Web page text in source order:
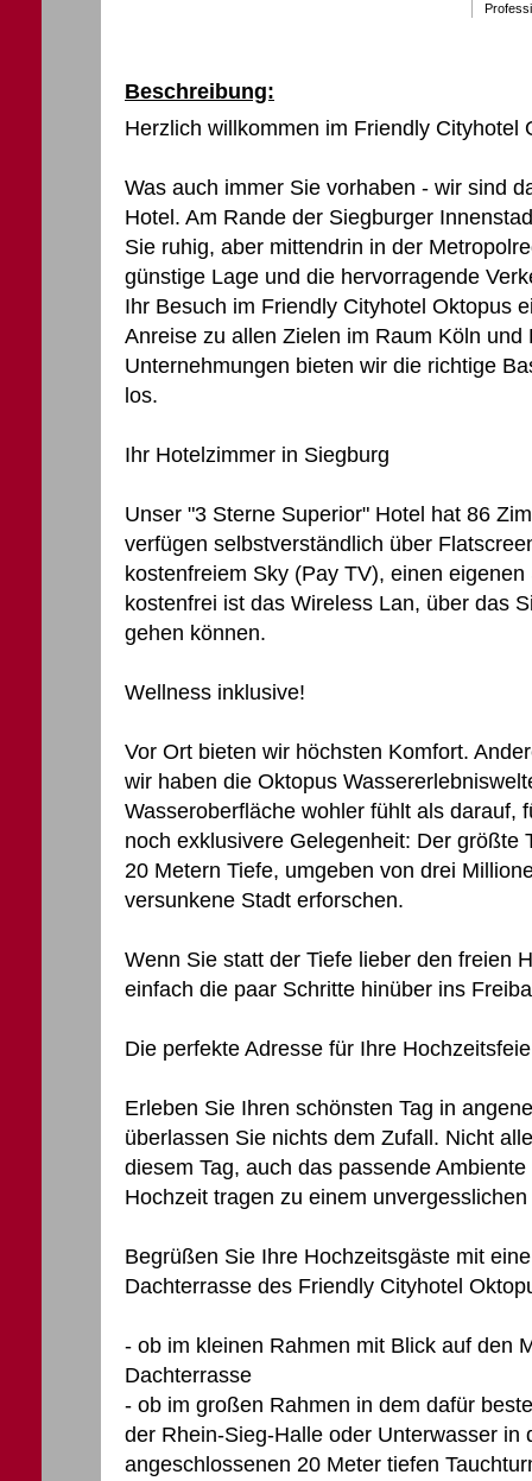
Beschreibung:
Herzlich willkommen im Friendly Cityhotel
Was auch immer Sie vorhaben - wir sind
Hotel. Am Rande der Siegburger
Sie ruhig, aber mittendrin in der
günstige Lage und die hervorragende
Ihr Besuch im Friendly Cityhotel Oktopus
Anreise zu allen Zielen im Raum Köln und
Unternehmungen bieten wir die richtige
los.
Ihr Hotelzimmer in Siegburg
Unser "3 Sterne Superior" Hotel hat 86
verfügen selbstverständlich über
kostenfreiem Sky (Pay TV), einen
kostenfrei ist das Wireless Lan, über das
gehen können.
Wellness inklusive!
Vor Ort bieten wir höchsten Komfort.
wir haben die Oktopus
Wasseroberfläche wohler fühlt als darauf,
noch exklusivere Gelegenheit: Der größte
20 Metern Tiefe, umgeben von drei
versunkene Stadt erforschen.
Wenn Sie statt der Tiefe lieber den freien
einfach die paar Schritte hinüber ins
Die perfekte Adresse für Ihre
Erleben Sie Ihren schönsten Tag in
überlassen Sie nichts dem Zufall. Nicht
diesem Tag, auch das passende
Hochzeit tragen zu einem
Begrüßen Sie Ihre Hochzeitsgäste mit
Dachterrasse des Friendly Cityhotel
- ob im kleinen Rahmen mit Blick auf den
Dachterrasse
- ob im großen Rahmen in dem dafür
der Rhein-Sieg-Halle oder Unterwasser in
angeschlossenen 20 Meter tiefen